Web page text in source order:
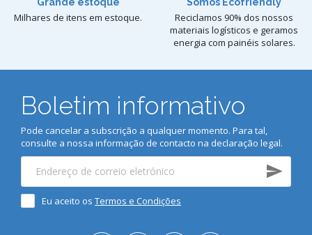
Milhares de itens em estoque.
Reciclamos 90% dos nossos
materiais logísticos e geramos
energia com painéis solares.
Boletim informativo
Pode cancelar a subscrição a qualquer momento. Para tal,
consulte a nossa informação de contacto na declaração legal.
Eu aceito os Termos e Condições